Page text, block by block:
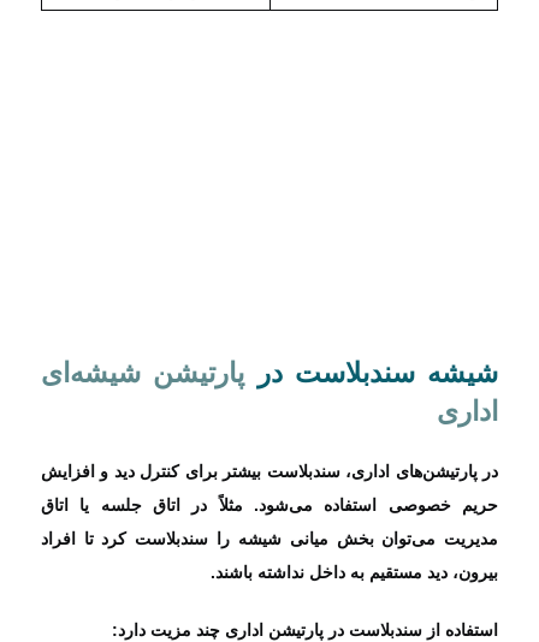
شیشه سندبلاست در پارتیشن شیشه‌ای
اداری
در پارتیشن‌های اداری، سندبلاست بیشتر برای کنترل دید و افزایش
حریم خصوصی استفاده می‌شود. مثلاً در اتاق جلسه یا اتاق
مدیریت می‌توان بخش میانی شیشه را سندبلاست کرد تا افراد
بیرون، دید مستقیم به داخل نداشته باشند.
استفاده از سندبلاست در پارتیشن اداری چند مزیت دارد: